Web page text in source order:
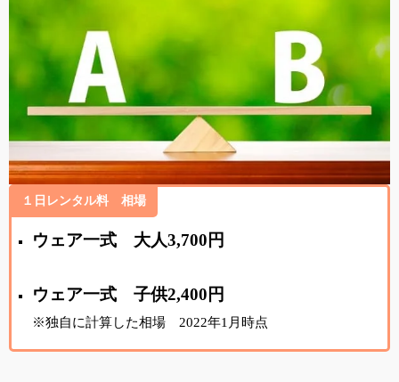
１日レンタル料 相場
ウェア一式 大人3,700円
ウェア一式 子供2,400円
※独自に計算した相場 2022年1月時点